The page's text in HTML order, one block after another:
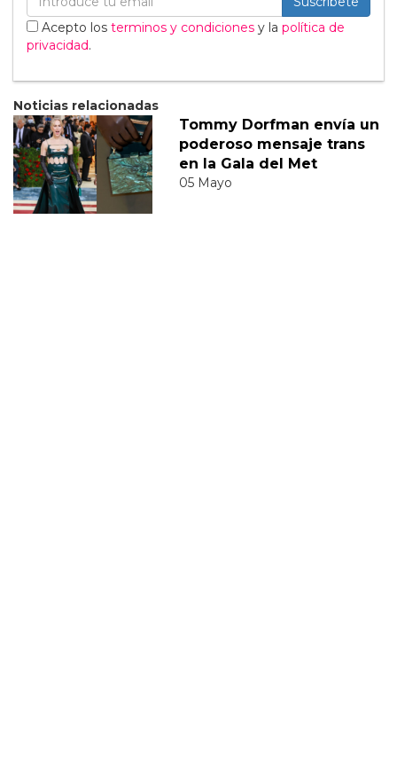
Acepto los terminos y condiciones y la política de
privacidad.
Noticias relacionadas
Tommy Dorfman envía un
poderoso mensaje trans
en la Gala del Met
05 Mayo